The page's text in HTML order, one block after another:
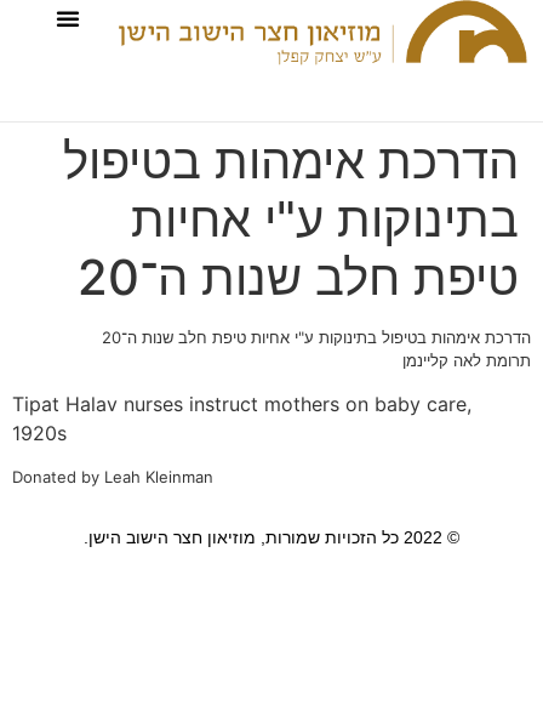
הדרכת אימהות בטיפול
בתינוקות ע"י אחיות
טיפת חלב שנות ה־20
הדרכת אימהות בטיפול בתינוקות ע"י אחיות טיפת חלב שנות ה־20
תרומת לאה קליינמן
Tipat Halav nurses instruct mothers on baby care,
1920s
Donated by Leah Kleinman
© 2022 כל הזכויות שמורות, מוזיאון חצר הישוב הישן.